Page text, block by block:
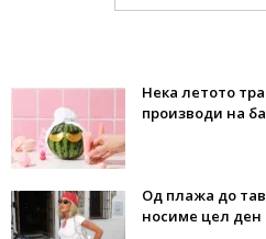
Нека летото
производи на
Од плажа до
носиме цел ден